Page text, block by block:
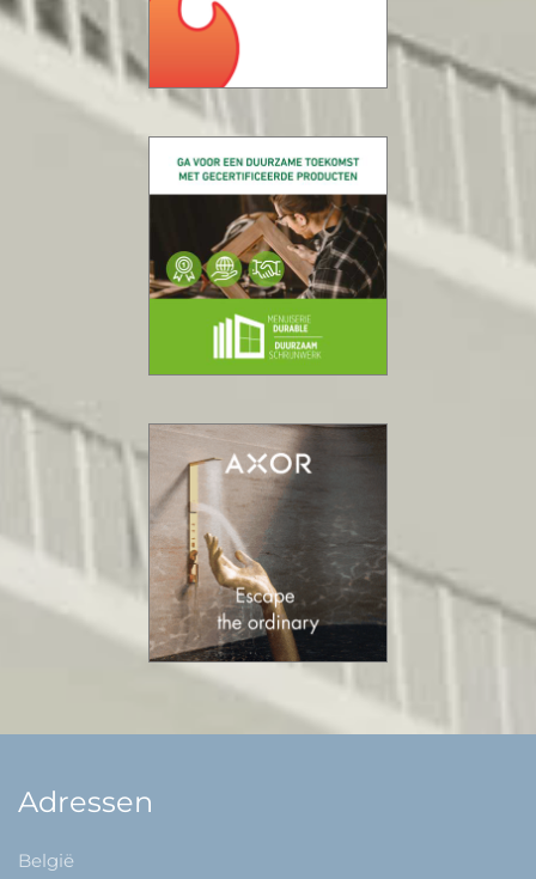
Adressen
België